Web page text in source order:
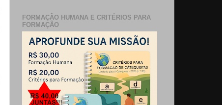
FORMAÇÃO HUMANA E CRITÉRIOS PARA
FORMAÇÃO